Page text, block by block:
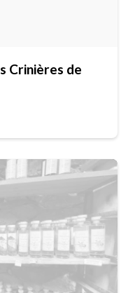
Crinières de